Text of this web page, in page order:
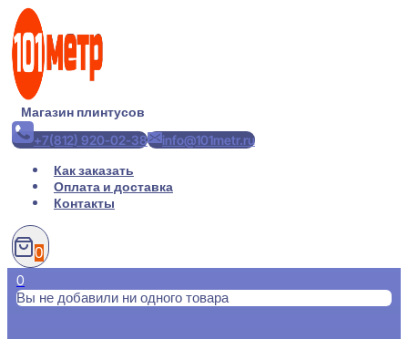
Перейти
содержимому
Магазин плинтусов
+7(812) 920-02-38
info@101metr.ru
Как заказать
Оплата и доставка
Контакты
0
0
Вы не добавили ни одного товара